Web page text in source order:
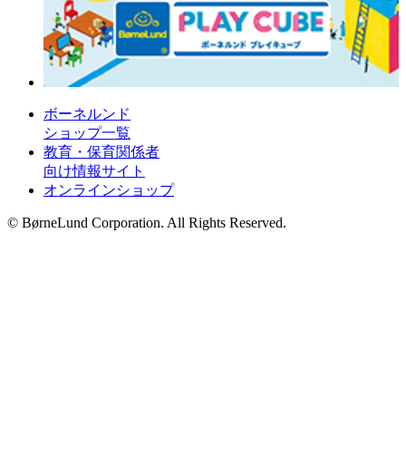
ボーネルンド
ショップ一覧
教育・保育関係者
向け情報サイト
オンラインショップ
© BørneLund Corporation. All Rights Reserved.